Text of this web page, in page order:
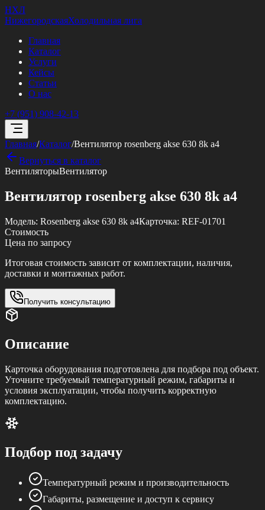
НХЛ
НижегородскаяХолодильная лига
Главная
Каталог
Услуги
Кейсы
Статьи
О нас
+7 (951) 908-42-13
Главная/Каталог/Вентилятор rosenberg akse 630 8k a4
Вернуться в каталог
ВентиляторыВентилятор
Вентилятор rosenberg akse 630 8k a4
Модель: Rosenberg akse 630 8k a4Карточка: REF-01701
Стоимость
Цена по запросу
Итоговая стоимость зависит от комплектации, наличия,
доставки и монтажных работ.
Получить консультацию
Описание
Карточка оборудования подготовлена для подбора под объект.
Уточните требуемый температурный режим, габариты и
условия эксплуатации, чтобы получить корректную
комплектацию.
Подбор под задачу
Температурный режим и производительность
Габариты, размещение и доступ к сервису